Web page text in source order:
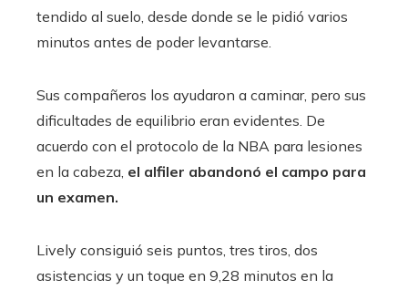
tendido al suelo, desde donde se le pidió varios
minutos antes de poder levantarse.
Sus compañeros los ayudaron a caminar, pero sus
dificultades de equilibrio eran evidentes. De
acuerdo con el protocolo de la NBA para lesiones
en la cabeza, el alfiler abandonó el campo para
un examen.
Lively consiguió seis puntos, tres tiros, dos
asistencias y un toque en 9,28 minutos en la